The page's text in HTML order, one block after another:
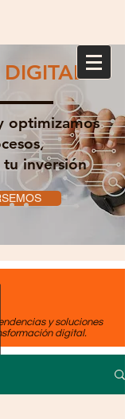
optimizamos
inversión
y soluciones
digital.